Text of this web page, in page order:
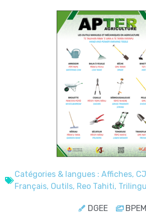
Catégories & langues : Affiches,
Français, Outils, Reo Tahiti,
DGEE BPEM